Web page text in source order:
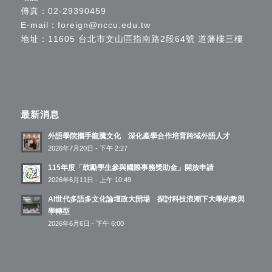
傳真：02-29390459
E-mail： foreign@nccu.edu.tw
地址：11605 台北市文山區指南路2段64號 道藩樓三樓
最新消息
外語學院攜手龍騰文化 深化產學合作培育跨域外語人才
2026年7月20日 - 下午 2:27
115年度「鼓勵學生參與國際事務獎助金」開放申請
2026年6月11日 - 上午 10:49
AI世代多語多文化論壇政大開場 探討科技浪潮下大學的教與
學轉型
2026年6月6日 - 下午 6:00